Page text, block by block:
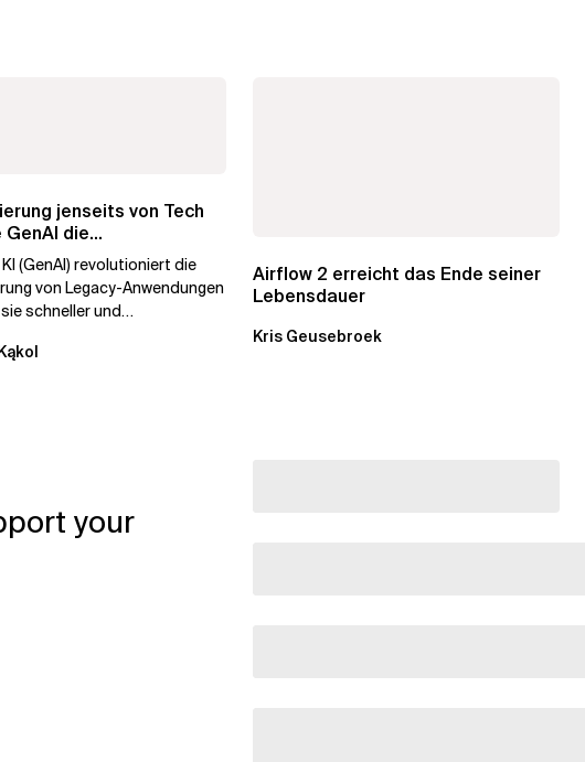
jenseits von Tech
GenAI die
(GenAI) revolutioniert die
von Legacy-Anwendungen
schneller und
Airflow 2 erreicht das Ende seiner
Lebensdauer
Kris Geusebroek
your